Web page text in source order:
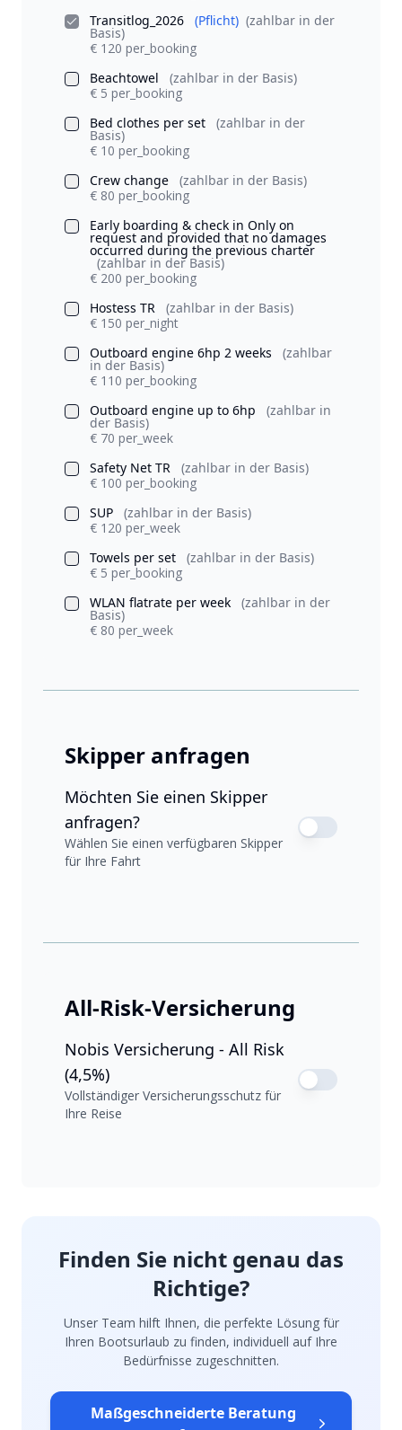
Transitlog_2026
(Pflicht) (zahlbar in der
Basis)
€ 120 per_booking
Beachtowel
(zahlbar in der Basis)
€ 5 per_booking
Bed clothes per set
(zahlbar in der
Basis)
€ 10 per_booking
Crew change
(zahlbar in der Basis)
€ 80 per_booking
Early boarding & check in Only on
request and provided that no damages
occurred during the previous charter
(zahlbar in der Basis)
€ 200 per_booking
Hostess TR
(zahlbar in der Basis)
€ 150 per_night
Outboard engine 6hp 2 weeks
(zahlbar
in der Basis)
€ 110 per_booking
Outboard engine up to 6hp
(zahlbar in
der Basis)
€ 70 per_week
Safety Net TR
(zahlbar in der Basis)
€ 100 per_booking
SUP
(zahlbar in der Basis)
€ 120 per_week
Towels per set
(zahlbar in der Basis)
€ 5 per_booking
WLAN flatrate per week
(zahlbar in der
Basis)
€ 80 per_week
Skipper anfragen
Möchten Sie einen Skipper
anfragen?
Wählen Sie einen verfügbaren Skipper
für Ihre Fahrt
All-Risk-Versicherung
Nobis Versicherung - All Risk
(4,5%)
Vollständiger Versicherungsschutz für
Ihre Reise
Finden Sie nicht genau das
Richtige?
Unser Team hilft Ihnen, die perfekte Lösung für
Ihren Bootsurlaub zu finden, individuell auf Ihre
Bedürfnisse zugeschnitten.
Maßgeschneiderte Beratung